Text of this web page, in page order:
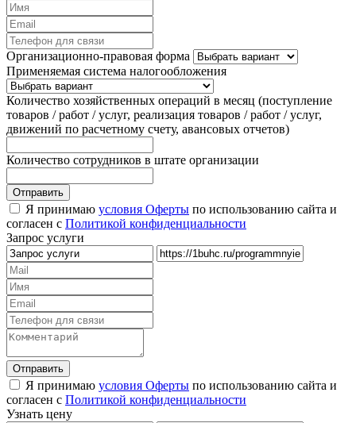
Организационно-правовая форма
Применяемая система налогообложения
Количество хозяйственных операций в месяц (поступление
товаров / работ / услуг, реализация товаров / работ / услуг,
движений по расчетному счету, авансовых отчетов)
Количество сотрудников в штате организации
Я принимаю условия Оферты по использованию сайта и
согласен с Политикой конфиденциальности
Запрос услуги
Я принимаю условия Оферты по использованию сайта и
согласен с Политикой конфиденциальности
Узнать цену